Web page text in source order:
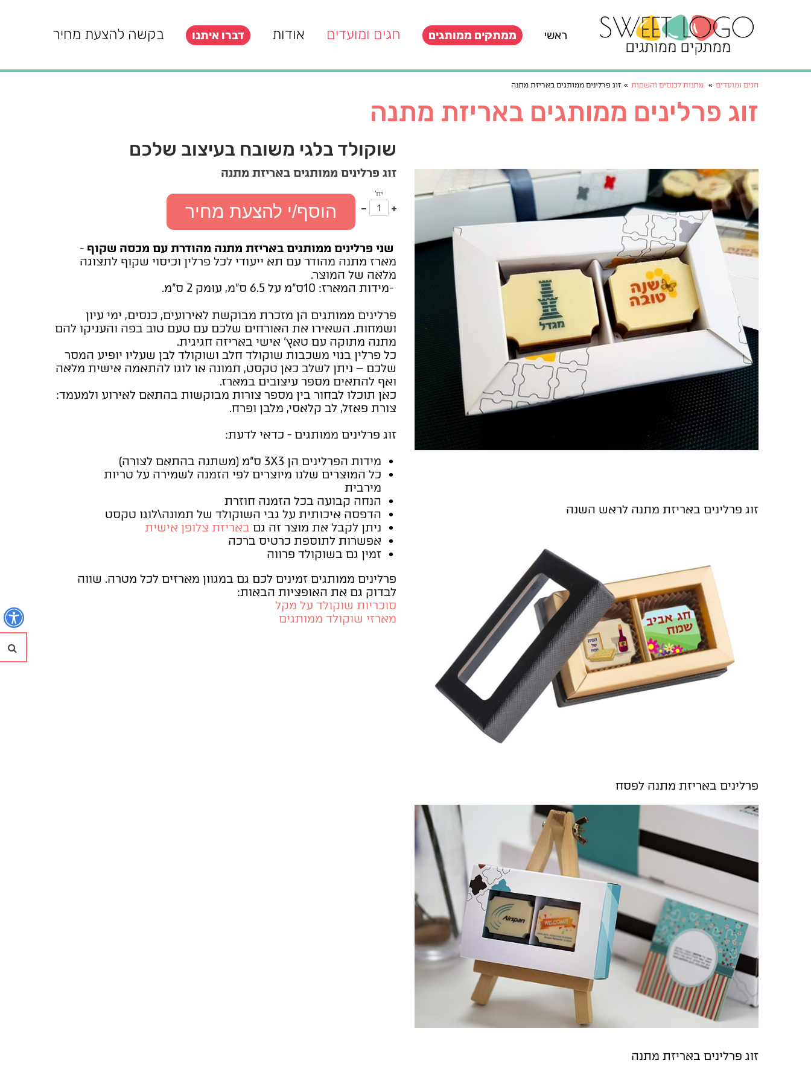
ראשי ממתקים ממותגים חגים ומועדים אודות דברו איתנו בקשה להצעת מחיר
חגים ומועדים » מתנות לכנסים והשקות » זוג פרלינים ממותגים באריזת מתנה
זוג פרלינים ממותגים באריזת מתנה
זוג פרלינים באריזת מתנה לראש השנה
פרלינים באריזת מתנה לפסח
זוג פרלינים באריזת מתנה
שוקולד בלגי משובח בעיצוב שלכם
זוג פרלינים ממותגים באריזת מתנה
יח'
עוד
אחד
פחות
אחד
הוסף/י להצעת מחיר
שני פרלינים ממותגים באריזת מתנה מהודרת עם מכסה שקוף -
מארז מתנה מהודר עם תא ייעודי לכל פרלין וכיסוי שקוף לתצוגה
מלאה של המוצר.
-מידות המארז: 10ס"מ על 6.5 ס"מ, עומק 2 ס"מ.
פרלינים ממותגים הן מזכרת מבוקשת לאירועים, כנסים, ימי עיון
ושמחות. השאירו את האורחים שלכם עם טעם טוב בפה והעניקו להם
מתנה מתוקה עם טאץ' אישי באריזה חגיגית.
כל פרלין בנוי משכבות שוקולד חלב ושוקולד לבן שעליו יופיע המסר
שלכם – ניתן לשלב כאן טקסט, תמונה או לוגו להתאמה אישית מלאה
ואף להתאים מספר עיצובים במארז.
כאן תוכלו לבחור בין מספר צורות מבוקשות בהתאם לאירוע ולמעמד:
צורת פאזל, לב קלאסי, מלבן ופרח.
זוג פרלינים ממותגים - כדאי לדעת:
מידות הפרלינים הן 3X3 ס"מ (משתנה בהתאם לצורה)
כל המוצרים שלנו מיוצרים לפי הזמנה לשמירה על טריות
מירבית
הנחה קבועה בכל הזמנה חוזרת
הדפסה איכותית על גבי השוקולד של תמונה\לוגו טקסט
ניתן לקבל את מוצר זה גם באריזת צלופן אישית
אפשרות לתוספת כרטיס ברכה
זמין גם בשוקולד פרווה
פרלינים ממותגים זמינים לכם גם במגוון מארזים לכל מטרה. שווה
לבדוק גם את האופציות הבאות:
סוכריות שוקולד על מקל
מארזי שוקולד ממותגים